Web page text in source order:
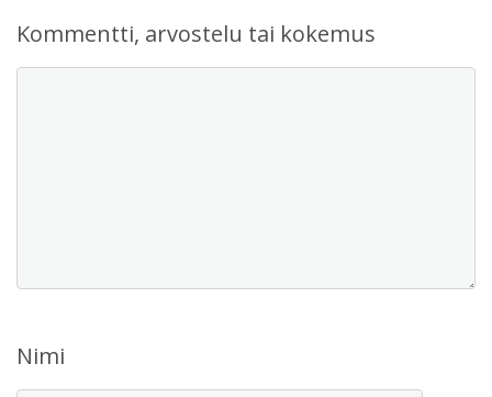
Kommentti, arvostelu tai kokemus
Nimi